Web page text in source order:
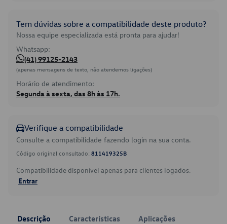
Tem dúvidas sobre a compatibilidade deste produto?
Nossa equipe especializada está pronta para ajudar!
Whatsapp:
(41) 99125-2143
(apenas mensagens de texto, não atendemos ligações)
Horário de atendimento:
Segunda à sexta, das 8h às 17h.
Verifique a compatibilidade
Consulte a compatibilidade fazendo login na sua conta.
Código original consultado: 811419325B
Compatibilidade disponível apenas para clientes logados.
Entrar
Descrição Características Aplicações